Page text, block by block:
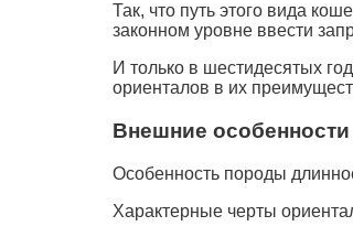
Так, что путь этого вида
законном уровне ввести
И только в шестидесятых
ориенталов в их
Внешние особенности
Особенность породы
Характерные черты